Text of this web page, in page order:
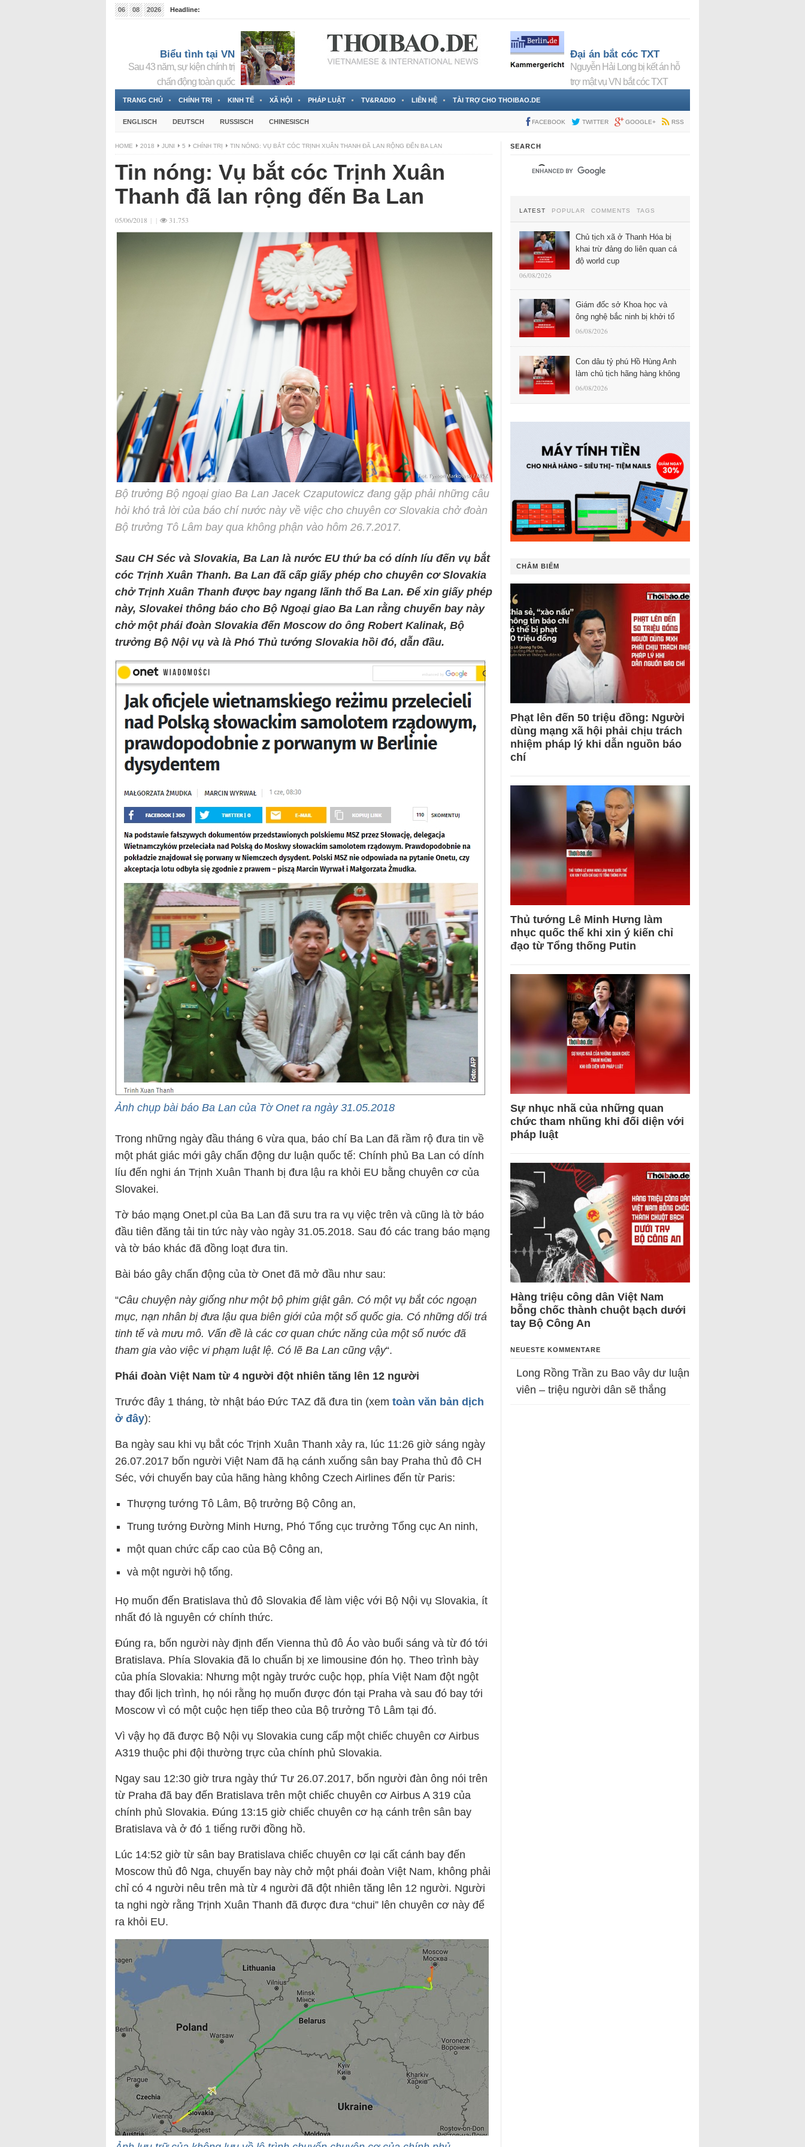
06 08 2026
Headline:
Biểu tình tại VN
Sau 43 năm, sự kiện chính trị
chấn động toàn quốc
Đại án bắt cóc TXT
Nguyễn Hải Long bị kết án hỗ
trợ mật vụ VN bắt cóc TXT
TRANG CHỦ CHÍNH TRỊ KINH TẾ XÃ HỘI PHÁP LUẬT TV&RADIO LIÊN HỆ TÀI TRỢ CHO THOIBAO.DE
ENGLISCH DEUTSCH RUSSISCH CHINESISCH FACEBOOK TWITTER GOOGLE+ RSS
HOME 2018 JUNI 5 CHÍNH TRỊ TIN NÓNG: VỤ BẮT CÓC TRỊNH XUÂN THANH ĐÃ LAN RỘNG ĐẾN BA LAN
Tin nóng: Vụ bắt cóc Trịnh Xuân
Thanh đã lan rộng đến Ba Lan
05/06/2018 | | 31.753
Bộ trưởng Bộ ngoại giao Ba Lan Jacek Czaputowicz đang gặp phải những câu
hỏi khó trả lời của báo chí nước này về việc cho chuyên cơ Slovakia chở đoàn
Bộ trưởng Tô Lâm bay qua không phận vào hôm 26.7.2017.
Sau CH Séc và Slovakia, Ba Lan là nước EU thứ ba có dính líu đến vụ bắt
cóc Trịnh Xuân Thanh. Ba Lan đã cấp giấy phép cho chuyên cơ Slovakia
chở Trịnh Xuân Thanh được bay ngang lãnh thổ Ba Lan. Để xin giấy phép
này, Slovakei thông báo cho Bộ Ngoại giao Ba Lan rằng chuyến bay này
chở một phái đoàn Slovakia đến Moscow do ông Robert Kalinak, Bộ
trưởng Bộ Nội vụ và là Phó Thủ tướng Slovakia hồi đó, dẫn đầu.
Ảnh chụp bài báo Ba Lan của Tờ Onet ra ngày 31.05.2018
Trong những ngày đầu tháng 6 vừa qua, báo chí Ba Lan đã rầm rộ đưa tin về
một phát giác mới gây chấn động dư luận quốc tế: Chính phủ Ba Lan có dính
líu đến nghi án Trịnh Xuân Thanh bị đưa lậu ra khỏi EU bằng chuyên cơ của
Slovakei.
Tờ báo mạng Onet.pl của Ba Lan đã sưu tra ra vụ việc trên và cũng là tờ báo
đầu tiên đăng tải tin tức này vào ngày 31.05.2018. Sau đó các trang báo mạng
và tờ báo khác đã đồng loạt đưa tin.
Bài báo gây chấn động của tờ Onet đã mở đầu như sau:
“Câu chuyện này giống như một bộ phim giật gân. Có một vụ bắt cóc ngoạn
mục, nạn nhân bị đưa lậu qua biên giới của một số quốc gia. Có những dối trá
tinh tế và mưu mô. Vấn đề là các cơ quan chức năng của một số nước đã
tham gia vào việc vi phạm luật lệ. Có lẽ Ba Lan cũng vậy“.
Phái đoàn Việt Nam từ 4 người đột nhiên tăng lên 12 người
Trước đây 1 tháng, tờ nhật báo Đức TAZ đã đưa tin (xem toàn văn bản dịch
ở đây):
Ba ngày sau khi vụ bắt cóc Trịnh Xuân Thanh xảy ra, lúc 11:26 giờ sáng ngày
26.07.2017 bốn người Việt Nam đã hạ cánh xuống sân bay Praha thủ đô CH
Séc, với chuyến bay của hãng hàng không Czech Airlines đến từ Paris:
Thượng tướng Tô Lâm, Bộ trưởng Bộ Công an,
Trung tướng Đường Minh Hưng, Phó Tổng cục trưởng Tổng cục An ninh,
một quan chức cấp cao của Bộ Công an,
và một người hộ tống.
Họ muốn đến Bratislava thủ đô Slovakia để làm việc với Bộ Nội vụ Slovakia, ít
nhất đó là nguyên cớ chính thức.
Đúng ra, bốn người này định đến Vienna thủ đô Áo vào buổi sáng và từ đó tới
Bratislava. Phía Slovakia đã lo chuẩn bị xe limousine đón họ. Theo trình bày
của phía Slovakia: Nhưng một ngày trước cuộc họp, phía Việt Nam đột ngột
thay đổi lịch trình, họ nói rằng họ muốn được đón tại Praha và sau đó bay tới
Moscow vì có một cuộc hẹn tiếp theo của Bộ trưởng Tô Lâm tại đó.
Vì vậy họ đã được Bộ Nội vụ Slovakia cung cấp một chiếc chuyên cơ Airbus
A319 thuộc phi đội thường trực của chính phủ Slovakia.
Ngay sau 12:30 giờ trưa ngày thứ Tư 26.07.2017, bốn người đàn ông nói trên
từ Praha đã bay đến Bratislava trên một chiếc chuyên cơ Airbus A 319 của
chính phủ Slovakia. Đúng 13:15 giờ chiếc chuyên cơ hạ cánh trên sân bay
Bratislava và ở đó 1 tiếng rưỡi đồng hồ.
Lúc 14:52 giờ từ sân bay Bratislava chiếc chuyên cơ lại cất cánh bay đến
Moscow thủ đô Nga, chuyến bay này chở một phái đoàn Việt Nam, không phải
chỉ có 4 người nêu trên mà từ 4 người đã đột nhiên tăng lên 12 người. Người
ta nghi ngờ rằng Trịnh Xuân Thanh đã được đưa “chui” lên chuyên cơ này để
ra khỏi EU.
SEARCH
LATEST POPULAR COMMENTS TAGS
Chủ tịch xã ở Thanh Hóa bị
khai trừ đảng do liên quan cá
độ world cup
06/08/2026
Giám đốc sở Khoa học và
ông nghệ bắc ninh bị khởi tố
06/08/2026
Con dâu tỷ phú Hồ Hùng Anh
làm chủ tịch hãng hàng không
06/08/2026
CHÂM BIẾM
Phạt lên đến 50 triệu đồng: Người
dùng mạng xã hội phải chịu trách
nhiệm pháp lý khi dẫn nguồn báo
chí
Thủ tướng Lê Minh Hưng làm
nhục quốc thể khi xin ý kiến chỉ
đạo từ Tổng thống Putin
Sự nhục nhã của những quan
chức tham nhũng khi đối diện với
pháp luật
Hàng triệu công dân Việt Nam
bỗng chốc thành chuột bạch dưới
tay Bộ Công An
NEUESTE KOMMENTARE
Long Rồng Trần zu Bao vây dư luận
viên – triệu người dân sẽ thắng